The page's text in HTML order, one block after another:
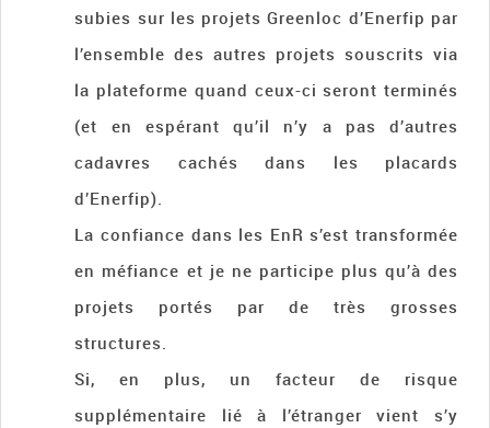
subies sur les projets Greenloc d’Enerfip par
l’ensemble des autres projets souscrits via
la plateforme quand ceux-ci seront terminés
(et en espérant qu’il n’y a pas d’autres
cadavres cachés dans les placards
d’Enerfip).
La confiance dans les EnR s’est transformée
en méfiance et je ne participe plus qu’à des
projets portés par de très grosses
structures.
Si, en plus, un facteur de risque
supplémentaire lié à l’étranger vient s’y